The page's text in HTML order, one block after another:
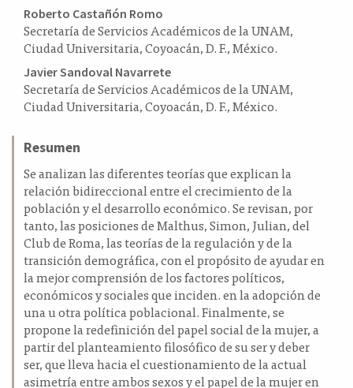
r
a
l
Contenido
principal
del
artículo
Roberto Castañón Romo
Secretaría de Servicios Académicos de la UNAM,
Ciudad Universitaria, Coyoacán, D. F., México.
Javier Sandoval Navarrete
Secretaría de Servicios Académicos de la UNAM,
Ciudad Universitaria, Coyoacán, D. F., México.
Resumen
Se analizan las diferentes teorías que explican la
relación bidireccional entre el crecimiento de la
población y el desarrollo económico. Se revisan, por
tanto, las posiciones de Malthus, Simon, Julian, del
Club de Roma, las teorías de la regulación y de la
transición demográfica, con el propósito de ayudar en
la mejor comprensión de los factores políticos,
económicos y sociales que inciden. en la adopción de
una u otra política poblacional. Finalmente, se
propone la redefinición del papel social de la mujer, a
partir del planteamiento filosófico de su ser y deber
ser, que lleva hacia el cuestionamiento de la actual
asimetría entre ambos sexos y el papel de la mujer en